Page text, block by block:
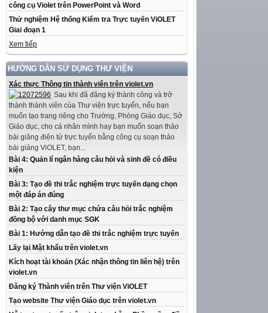
công cụ Violet trên PowerPoint và Word
Thử nghiệm Hệ thống Kiểm tra Trực tuyến ViOLET
Giai đoạn 1
Xem tiếp
HƯỚNG DẪN SỬ DỤNG THƯ VIỆN
Xác thực Thông tin thành viên trên violet.vn
Sau khi đã đăng ký thành công và trở
thành thành viên của Thư viện trực tuyến, nếu bạn
muốn tạo trang riêng cho Trường, Phòng Giáo dục, Sở
Giáo dục, cho cá nhân mình hay bạn muốn soạn thảo
bài giảng điện tử trực tuyến bằng công cụ soạn thảo
bài giảng ViOLET, bạn...
Bài 4: Quản lí ngân hàng câu hỏi và sinh đề có điều
kiện
Bài 3: Tạo đề thi trắc nghiệm trực tuyến dạng chọn
một đáp án đúng
Bài 2: Tạo cây thư mục chứa câu hỏi trắc nghiệm
đồng bộ với danh mục SGK
Bài 1: Hướng dẫn tạo đề thi trắc nghiệm trực tuyến
Lấy lại Mật khẩu trên violet.vn
Kích hoạt tài khoản (Xác nhận thông tin liên hệ) trên
violet.vn
Đăng ký Thành viên trên Thư viện ViOLET
Tạo website Thư viện Giáo dục trên violet.vn